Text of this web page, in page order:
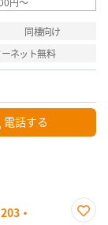
同棲向け
ネット無料
電話する
・